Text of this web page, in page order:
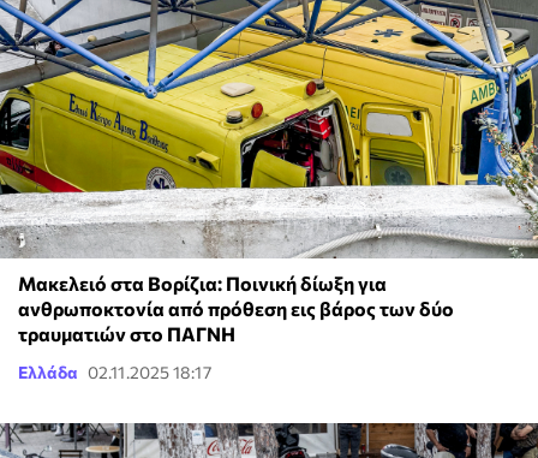
Μακελειό στα Βορίζια: Ποινική δίωξη για
ανθρωποκτονία από πρόθεση εις βάρος των δύο
τραυματιών στο ΠΑΓΝΗ
Ελλάδα 02.11.2025 18:17